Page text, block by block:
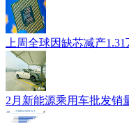
上周全球因缺芯减产
2月新能源乘用车批发销